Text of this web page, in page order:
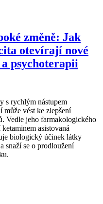
změně: Jak
otevírají nové
psychoterapii
s rychlým nástupem
může vést ke zlepšení
Vedle jeho farmakologického
asistovaná
biologický účinek látky
snaží se o prodloužení